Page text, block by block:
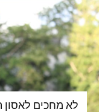
לא מחכים לאסון